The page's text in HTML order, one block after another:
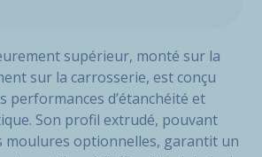
supérieur, monté sur la
sur la carrosserie, est conçu
performances d’étanchéité et
Son profil extrudé, pouvant
moulures optionnelles, garantit un